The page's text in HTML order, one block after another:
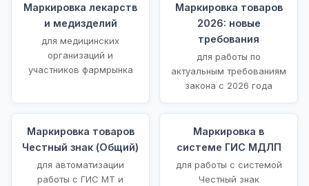
Маркировка лекарств
и медизделий
для медицинских
организаций и
участников фармрынка
Маркировка товаров
2026: новые
требования
для работы по
актуальным требованиям
закона с 2026 года
Маркировка товаров
Честный знак (Общий)
для автоматизации
работы с ГИС МТ и
Маркировка в
системе ГИС МДЛП
для работы с системой
Честный знак